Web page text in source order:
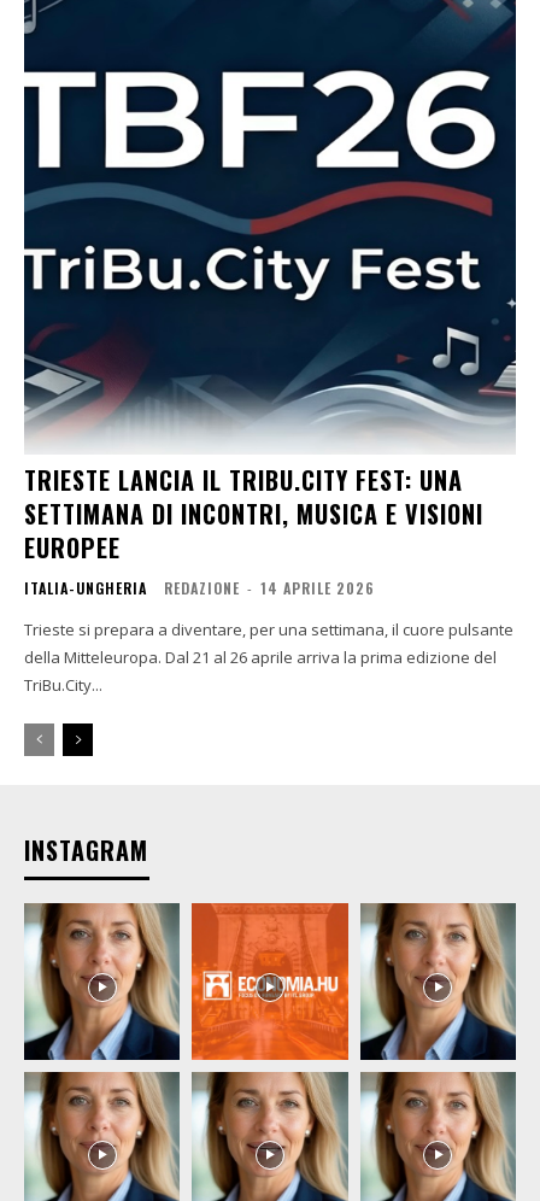
TRIESTE LANCIA IL TRIBU.CITY FEST: UNA
SETTIMANA DI INCONTRI, MUSICA E VISIONI
EUROPEE
ITALIA-UNGHERIA REDAZIONE - 14 APRILE 2026
Trieste si prepara a diventare, per una settimana, il cuore pulsante
della Mitteleuropa. Dal 21 al 26 aprile arriva la prima edizione del
TriBu.City...
INSTAGRAM